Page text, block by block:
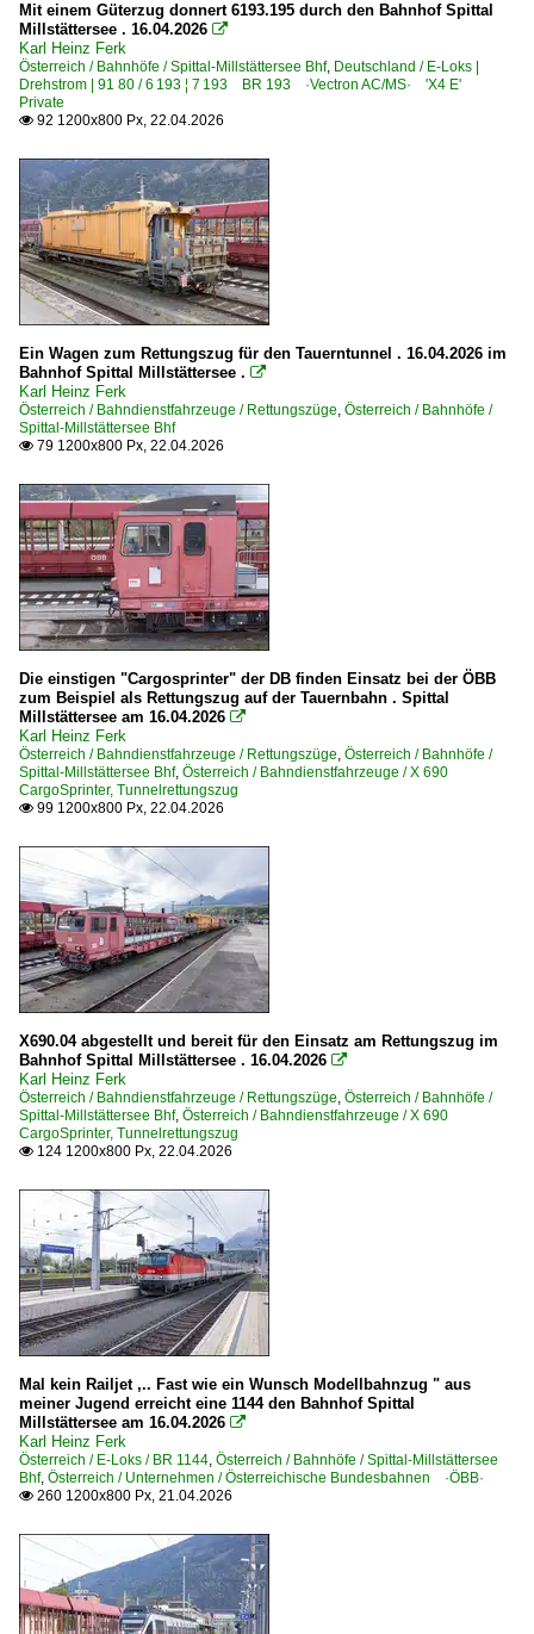
6 193 ¦ 7 193 BR 193 ·Vectron AC/MS· 'X4 E' Private
E-Loks | konventionell
Elektrotriebzüge | 93 8x | ICE - IC
ICE 4 BR 412 · x 412 · x 812
Personenwagen | Steuerwagen
IC-Steuerwagen 286
Frankreich
Bahndienstfahrzeuge
Italien
E-Loks
E.412
Elektrotriebzüge
ETR 564
Österreich
X 521 P&T Oberleitungsbau-Turmwagen
X 534 Oberleitungsbau-Turmwagen
X 630.5 ROBEL 54.22 Oberbauwagen
X 690 CargoSprinter, Tunnelrettungszug
Rettungszüge
Schneeräumer
Stopfmaschinen (sonstige)
Vegetationskontrollzüge
BR 12
BR 93
Dieselloks
BR 2016 ·ER20· Hercules
BR 2043
E-Loks
BR 1016 ·ES 64 U2· Taurus
BR 1016 ·ES 64 U2· Taurus Werbeloks
BR 1042
BR 1043
BR 1044
2001
2005
2010
2011
2013
2014
2015
2017
2018
2019
2020
2022
2023
2025
2026
Mit einem Güterzug donnert 6193.195 durch den Bahnhof Spittal
Millstättersee . 16.04.2026 
Karl Heinz Ferk
Österreich / Bahnhöfe / Spittal-Millstättersee Bhf, Deutschland / E-Loks |
Drehstrom | 91 80 / 6 193 ¦ 7 193 BR 193 ·Vectron AC/MS· 'X4 E'
Private
 92 1200x800 Px, 22.04.2026
Ein Wagen zum Rettungszug für den Tauerntunnel . 16.04.2026 im
Bahnhof Spittal Millstättersee . 
Karl Heinz Ferk
Österreich / Bahndienstfahrzeuge / Rettungszüge, Österreich / Bahnhöfe /
Spittal-Millstättersee Bhf
 79 1200x800 Px, 22.04.2026
Die einstigen "Cargosprinter" der DB finden Einsatz bei der ÖBB
zum Beispiel als Rettungszug auf der Tauernbahn . Spittal
Millstättersee am 16.04.2026 
Karl Heinz Ferk
Österreich / Bahndienstfahrzeuge / Rettungszüge, Österreich / Bahnhöfe /
Spittal-Millstättersee Bhf, Österreich / Bahndienstfahrzeuge / X 690
CargoSprinter, Tunnelrettungszug
 99 1200x800 Px, 22.04.2026
X690.04 abgestellt und bereit für den Einsatz am Rettungszug im
Bahnhof Spittal Millstättersee . 16.04.2026 
Karl Heinz Ferk
Österreich / Bahndienstfahrzeuge / Rettungszüge, Österreich / Bahnhöfe /
Spittal-Millstättersee Bhf, Österreich / Bahndienstfahrzeuge / X 690
CargoSprinter, Tunnelrettungszug
 124 1200x800 Px, 22.04.2026
Mal kein Railjet ,.. Fast wie ein Wunsch Modellbahnzug " aus
meiner Jugend erreicht eine 1144 den Bahnhof Spittal
Millstättersee am 16.04.2026 
Karl Heinz Ferk
Österreich / E-Loks / BR 1144, Österreich / Bahnhöfe / Spittal-Millstättersee
Bhf, Österreich / Unternehmen / Österreichische Bundesbahnen ·ÖBB·
 260 1200x800 Px, 21.04.2026